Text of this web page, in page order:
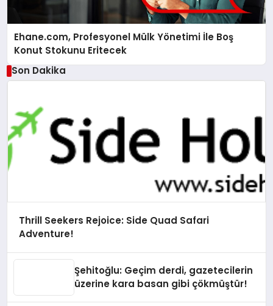
Ehane.com, Profesyonel Mülk Yönetimi İle Boş
Konut Stokunu Eritecek
Son Dakika
Thrill Seekers Rejoice: Side Quad Safari
Adventure!
Şehitoğlu: Geçim derdi, gazetecilerin
üzerine kara basan gibi çökmüştür!